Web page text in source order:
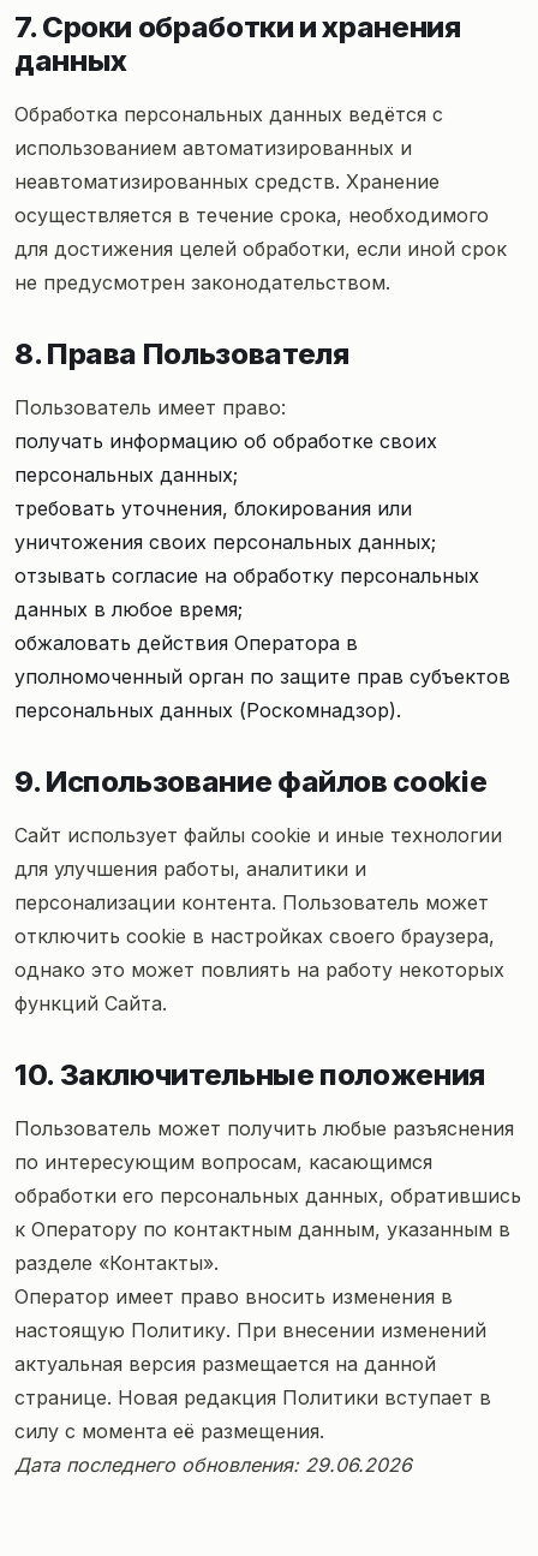
7. Сроки обработки и хранения
данных
Обработка персональных данных ведётся с
использованием автоматизированных и
неавтоматизированных средств. Хранение
осуществляется в течение срока, необходимого
для достижения целей обработки, если иной срок
не предусмотрен законодательством.
8. Права Пользователя
Пользователь имеет право:
получать информацию об обработке своих
персональных данных;
требовать уточнения, блокирования или
уничтожения своих персональных данных;
отзывать согласие на обработку персональных
данных в любое время;
обжаловать действия Оператора в
уполномоченный орган по защите прав субъектов
персональных данных (Роскомнадзор).
9. Использование файлов cookie
Сайт использует файлы cookie и иные технологии
для улучшения работы, аналитики и
персонализации контента. Пользователь может
отключить cookie в настройках своего браузера,
однако это может повлиять на работу некоторых
функций Сайта.
10. Заключительные положения
Пользователь может получить любые разъяснения
по интересующим вопросам, касающимся
обработки его персональных данных, обратившись
к Оператору по контактным данным, указанным в
разделе «Контакты».
Оператор имеет право вносить изменения в
настоящую Политику. При внесении изменений
актуальная версия размещается на данной
странице. Новая редакция Политики вступает в
силу с момента её размещения.
Дата последнего обновления: 29.06.2026